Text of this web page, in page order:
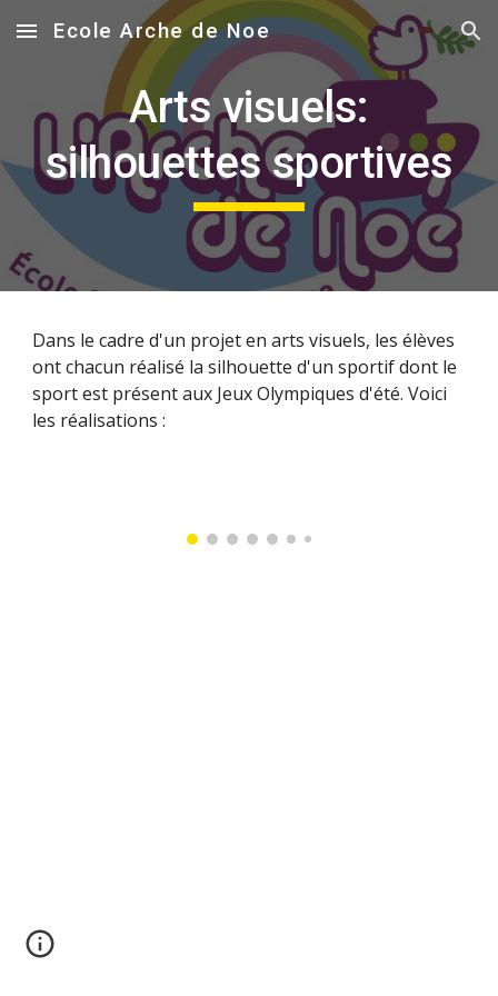
Skip to main content Skip to navigation
Ecole Arche de Noe
Arts visuels:
silhouettes sportives
Dans le cadre d'un projet en arts visuels, les élèves
ont chacun réalisé la silhouette d'un sportif dont le
sport est présent aux Jeux Olympiques d'été. Voici
les réalisations :